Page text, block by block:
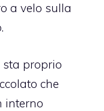
a velo sulla
sta proprio
che
interno